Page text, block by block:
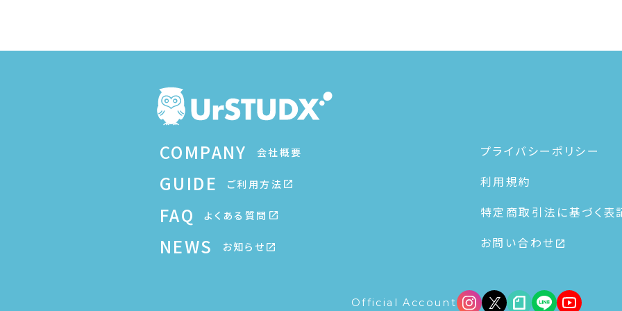
COMPANY 会社概要
GUIDE ご利用方法
FAQ よくある質問
NEWS お知らせ
プライバシーポリシー
利用規約
特定商取引法に基づく表
お問い合わせ
Official Account